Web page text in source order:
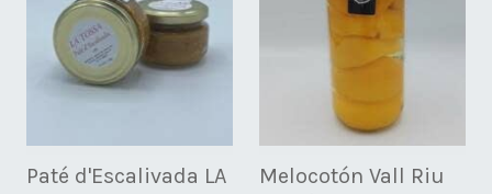
Paté d'Escalivada LA
Melocotón Vall Riu